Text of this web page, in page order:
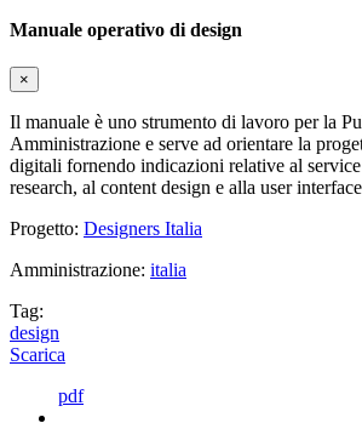
Manuale operativo di design
×
Il manuale è uno strumento di lavoro per la
Amministrazione e serve ad orientare la
digitali fornendo indicazioni relative al
research, al content design e alla user
Progetto: Designers Italia
Amministrazione: italia
Tag:
design
Scarica
pdf